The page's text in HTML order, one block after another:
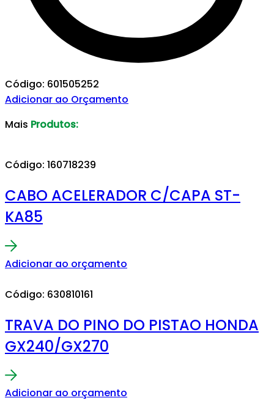
Código: 601505252
Adicionar ao Orçamento
Mais Produtos:
Código: 160718239
CABO ACELERADOR C/CAPA ST-
KA85
Adicionar ao orçamento
Código: 630810161
TRAVA DO PINO DO PISTAO HONDA
GX240/GX270
Adicionar ao orçamento